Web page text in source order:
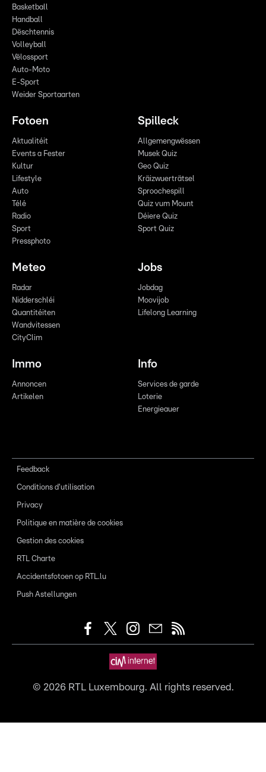
Basketball
Handball
Dëschtennis
Volleyball
Vëlossport
Auto-Moto
E-Sport
Weider Sportaarten
Fotoen
Aktualitéit
Events a Fester
Kultur
Lifestyle
Auto
Télé
Radio
Sport
Pressphoto
Spilleck
Allgemengwëssen
Musek Quiz
Geo Quiz
Kräizwuerträtsel
Sproochespill
Quiz vum Mount
Déiere Quiz
Sport Quiz
Meteo
Radar
Nidderschléi
Quantitéiten
Wandvitessen
CityClim
Jobs
Jobdag
Moovijob
Lifelong Learning
Immo
Annoncen
Artikelen
Info
Services de garde
Loterie
Energieauer
Feedback
Conditions d'utilisation
Privacy
Politique en matière de cookies
Gestion des cookies
RTL Charte
Accidentsfotoen op RTL.lu
Push Astellungen
© 2026RTL Luxembourg. All rights reserved.